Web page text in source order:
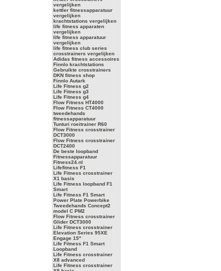
vergelijken
kettler fitnessapparatuur
vergelijken
krachtstations vergelijken
life fitness apparaten
vergelijken
life fitness apparatuur
vergelijken
life fitness club series
crosstrainers vergelijken
Adidas fitness accessoires
Finnlo krachtstations
Gebruikte crosstrainers
DKN fitness shop
Finnlo Autark
Life Fitness g2
Life Fitness g3
Life Fitness g4
Flow Fitness HT4000
Flow Fitness CT4000
tweedehands
fitnessapparatuur
Tunturi roeitrainer R60
Flow Fitness crosstrainer
DCT3000
Flow Fitness crosstrainer
DCT2400
De beste loopband
Fitnessapparatuur
Fitness24.nl
Lifefitness F1
Life Fitness crosstrainer
X1 basis
Life Fitness loopband F1
Smart
Life Fitness F1 Smart
Power Plate Powerbike
Tweedehands Concept2
model C PM2
Flow Fitness crosstrainer
Glider DCT3000
Life Fitness crosstrainer
Elevation Series 95XE
Engage 15"
Life Fitness F1 Smart
Loopband
Life Fitness crosstrainer
X8 advanced
Life Fitness crosstrainer